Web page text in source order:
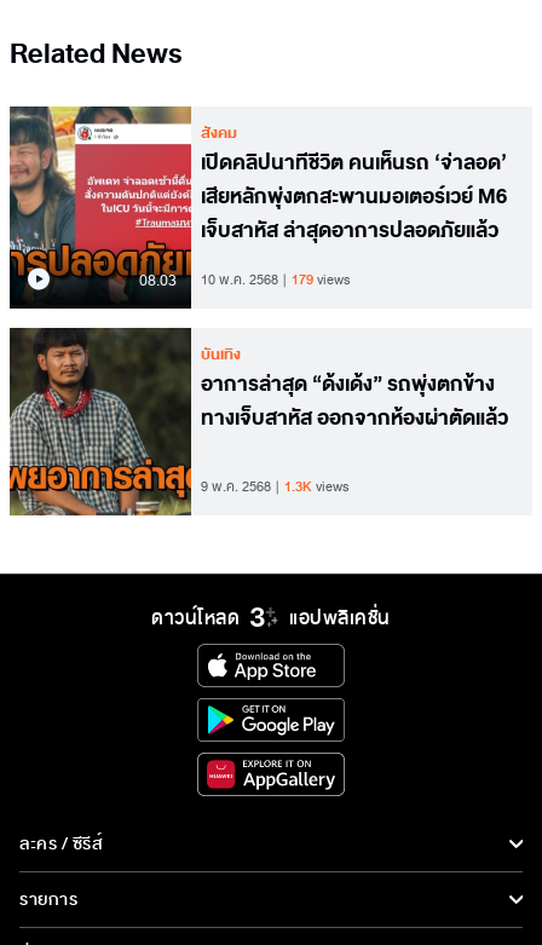
Related News
08.03
สังคม
เปิดคลิปนาทีชีวิต คนเห็นรถ ‘จ่าลอด’
เสียหลักพุ่งตกสะพานมอเตอร์เวย์ M6
เจ็บสาหัส ล่าสุดอาการปลอดภัยแล้ว
10 พ.ค. 2568 179views
บันเทิง
อาการล่าสุด “ด้งเด้ง” รถพุ่งตกข้าง
ทางเจ็บสาหัส ออกจากห้องผ่าตัดแล้ว
9 พ.ค. 2568 1.3Kviews
ดาวน์โหลด แอปพลิเคชั่น
ละคร / ซีรีส์
ละคร/ซีรีส์
ซีรีส์นานาชาติ
รายการ
รายการทั้งหมด